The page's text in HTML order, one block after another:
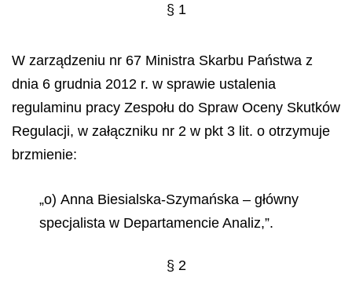
§ 1
W zarządzeniu nr 67 Ministra Skarbu Państwa z
dnia 6 grudnia 2012 r. w sprawie ustalenia
regulaminu pracy Zespołu do Spraw Oceny Skutków
Regulacji, w załączniku nr 2 w pkt 3 lit. o otrzymuje
brzmienie:
„o) Anna Biesialska-Szymańska – główny
specjalista w Departamencie Analiz,”.
§ 2